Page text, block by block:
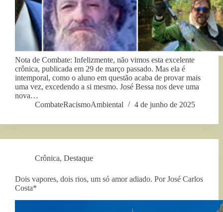
Nota de Combate: Infelizmente, não vimos esta excelente
crônica, publicada em 29 de março passado. Mas ela é
intemporal, como o aluno em questão acaba de provar mais
uma vez, excedendo a si mesmo. José Bessa nos deve uma
nova…
CombateRacismoAmbiental
4 de junho de 2025
Crônica, Destaque
Dois vapores, dois rios, um só amor adiado. Por José Carlos
Costa*